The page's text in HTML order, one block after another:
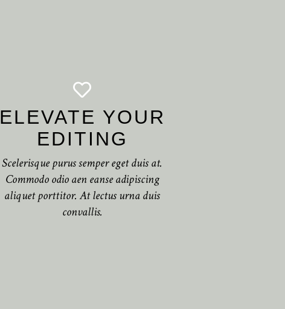
ELEVATE YOUR
EDITING
Scelerisque purus semper eget duis at.
Commodo odio aen eanse adipiscing
aliquet porttitor. At lectus urna duis
convallis.